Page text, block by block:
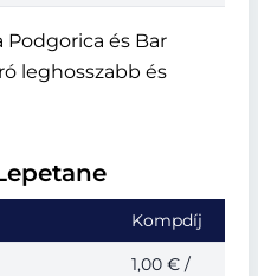
Podgorica és Bar
leghosszabb és
Kompdíj
1,00 € /